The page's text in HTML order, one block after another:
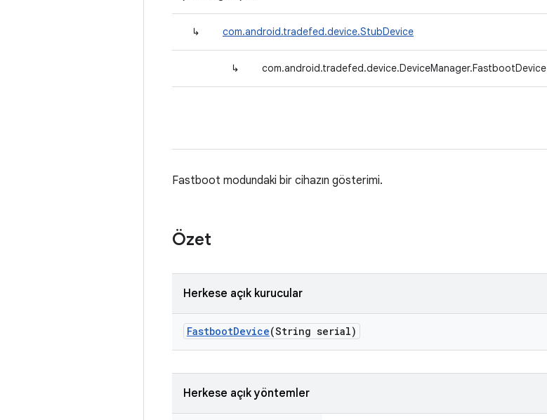
↳ com.android.tradefed.device.StubDevice
↳ com.android.tradefed.device.DeviceManager.FastbootDevice
Fastboot modundaki bir cihazın gösterimi.
Özet
Herkese açık kurucular
FastbootDevice(String serial)
Herkese açık yöntemler